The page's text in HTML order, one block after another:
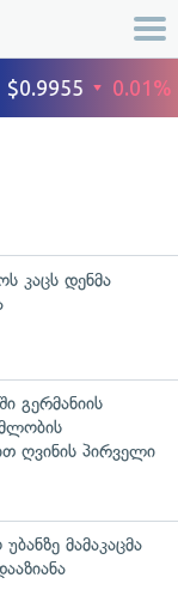
კაცს დენმა
გერმანიის
ღვინის პირველი
მამაკაცმა